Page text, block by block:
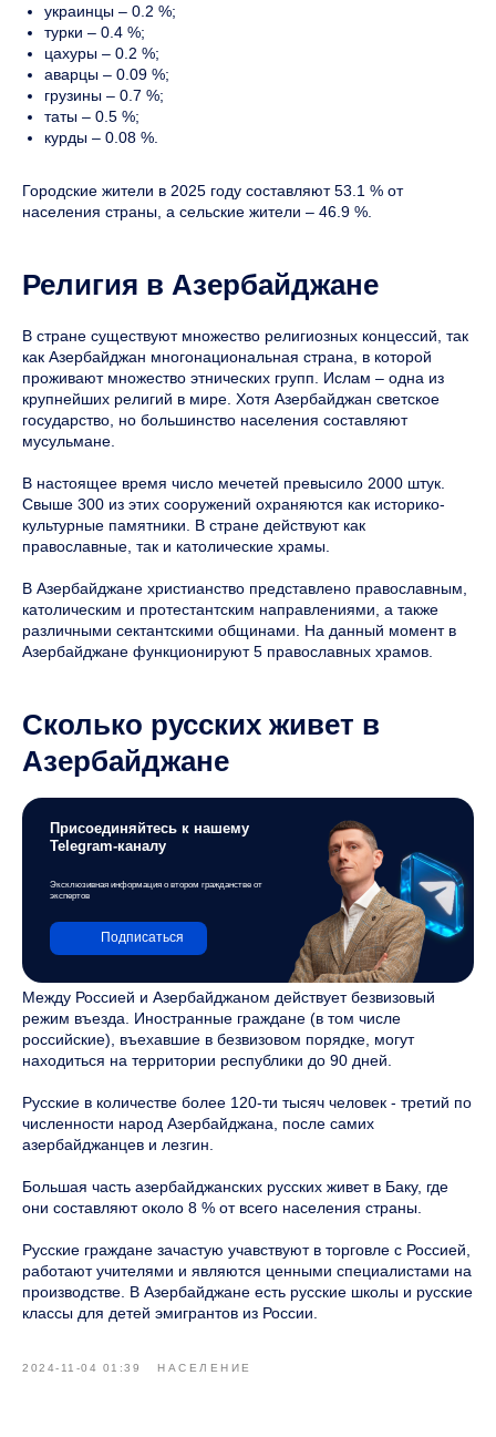
украинцы – 0.2 %;
турки – 0.4 %;
цахуры – 0.2 %;
аварцы – 0.09 %;
грузины – 0.7 %;
таты – 0.5 %;
курды – 0.08 %.
Городские жители в 2025 году составляют 53.1 % от
населения страны, а сельские жители – 46.9 %.
Религия в Азербайджане
В стране существуют множество религиозных концессий, так
как Азербайджан многонациональная страна, в которой
проживают множество этнических групп. Ислам – одна из
крупнейших религий в мире. Хотя Азербайджан светское
государство, но большинство населения составляют
мусульмане.
В настоящее время число мечетей превысило 2000 штук.
Свыше 300 из этих сооружений охраняются как историко-
культурные памятники. В стране действуют как
православные, так и католические храмы.
В Азербайджане христианство представлено православным,
католическим и протестантским направлениями, а также
различными сектантскими общинами. На данный момент в
Азербайджане функционируют 5 православных храмов.
Сколько русских живет в
Азербайджане
Присоединяйтесь к нашему
Telegram-каналу
Эксклюзивная информация о втором гражданстве от
экспертов
Подписаться
Между Россией и Азербайджаном действует безвизовый
режим въезда. Иностранные граждане (в том числе
российские), въехавшие в безвизовом порядке, могут
находиться на территории республики до 90 дней.
Русские в количестве более 120-ти тысяч человек - третий по
численности народ Азербайджана, после самих
азербайджанцев и лезгин.
Большая часть азербайджанских русских живет в Баку, где
они составляют около 8 % от всего населения страны.
Русские граждане зачастую учавствуют в торговле с Россией,
работают учителями и являются ценными специалистами на
производстве. В Азербайджане есть русские школы и русские
классы для детей эмигрантов из России.
2024-11-04 01:39 НАСЕЛЕНИЕ